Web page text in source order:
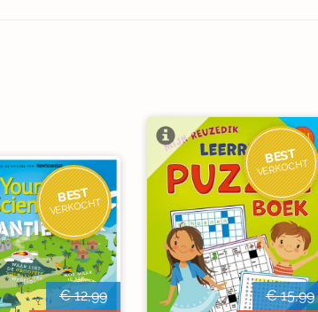
BEST
VERKOCHT
€ 12,99
BEST
VERKOCHT
€ 15,99